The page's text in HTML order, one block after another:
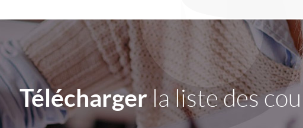
Télécharger la liste des